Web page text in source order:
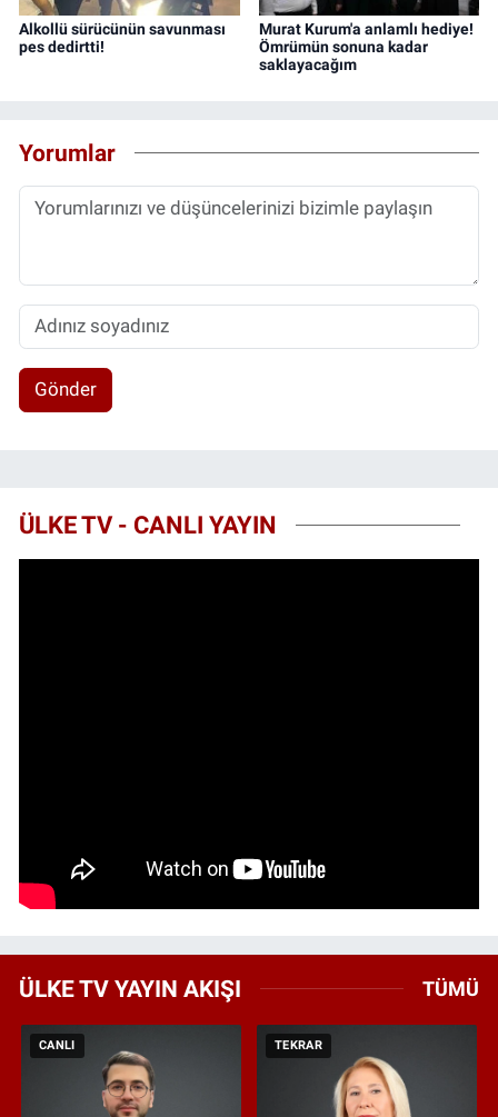
Alkollü sürücünün savunması
pes dedirtti!
Murat Kurum'a anlamlı hediye!
Ömrümün sonuna kadar
saklayacağım
Yorumlar
Gönder
ÜLKE TV - CANLI YAYIN
ÜLKE TV YAYIN AKIŞI TÜMÜ
CANLI TEKRAR